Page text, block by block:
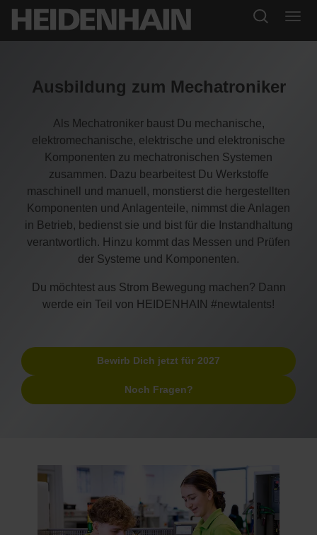
Ausbildung zum Mechatroniker
Als Mechatroniker baust Du mechanische,
elektromechanische, elektrische und elektronische
Komponenten zu mechatronischen Systemen
zusammen. Dazu bearbeitest Du Werkstoffe
maschinell und manuell, monstierst die hergestellten
Komponenten und Anlagenteile, nimmst die Anlagen
in Betrieb, bedienst sie und bist für die Instandhaltung
verantwortlich. Hinzu kommt das Messen und Prüfen
der Systeme und Komponenten.
Du möchtest aus Strom Bewegung machen? Dann
werde ein Teil von HEIDENHAIN #newtalents!
Bewirb Dich jetzt für 2027
Noch Fragen?